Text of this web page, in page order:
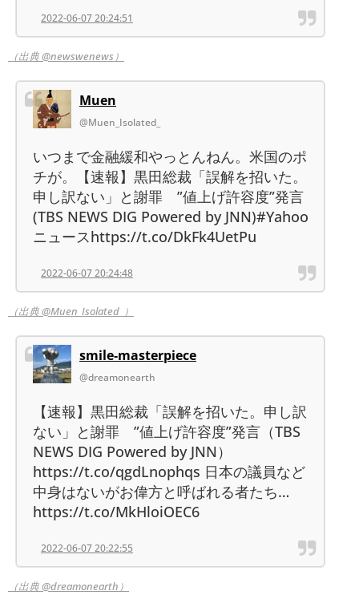
2022-06-07 20:24:51
（出典 @newswenews）
Muen
@Muen_Isolated_
いつまで金融緩和やっとんねん。米国のポ
チが。【速報】黒田総裁「誤解を招いた。
申し訳ない」と謝罪 ”値上げ許容度”発言
(TBS NEWS DIG Powered by JNN)#Yahoo
ニュースhttps://t.co/DkFk4UetPu
2022-06-07 20:24:48
（出典 @Muen_Isolated_）
smile-masterpiece
@dreamonearth
【速報】黒田総裁「誤解を招いた。申し訳
ない」と謝罪 ”値上げ許容度”発言（TBS
NEWS DIG Powered by JNN）
https://t.co/qgdLnophqs 日本の議員など
中身はないがお偉方と呼ばれる者たち…
https://t.co/MkHloiOEC6
2022-06-07 20:22:55
（出典 @dreamonearth）